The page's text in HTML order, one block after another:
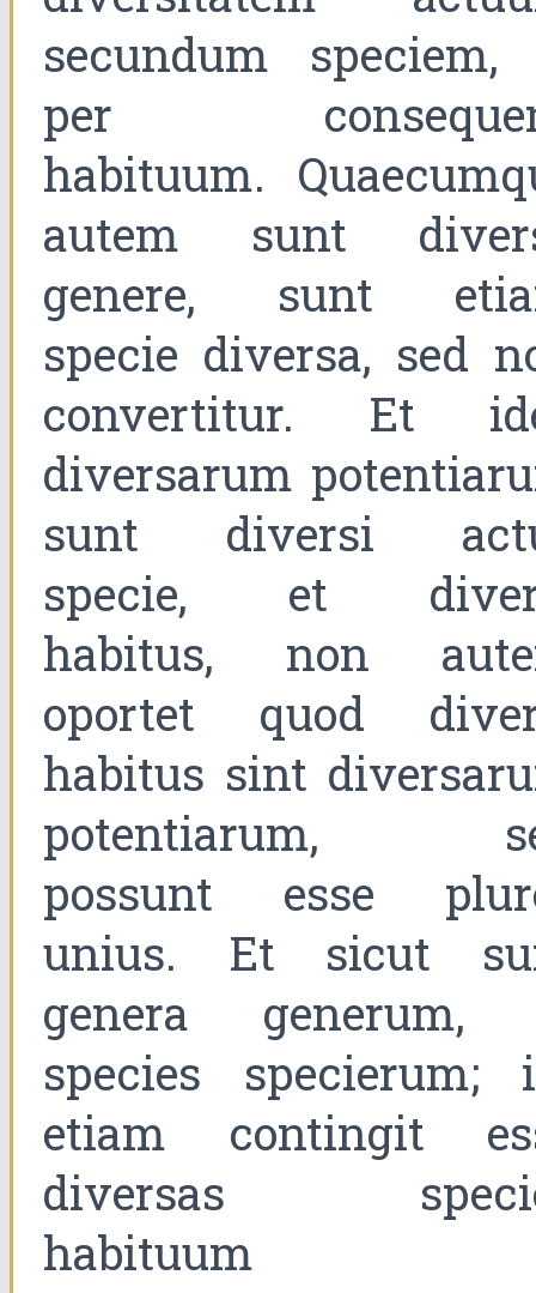
secundum speciem,
per
habituum.
autem sunt
genere, sunt
specie diversa, sed
convertitur. Et
diversarum
sunt diversi
specie, et
habitus, non
oportet quod
habitus sint
potentiarum,
possunt esse
unius. Et sicut
genera generum,
species specierum;
etiam contingit
diversas
habituum